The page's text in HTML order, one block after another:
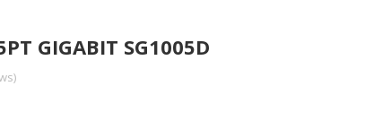
GIGABIT SG1005D